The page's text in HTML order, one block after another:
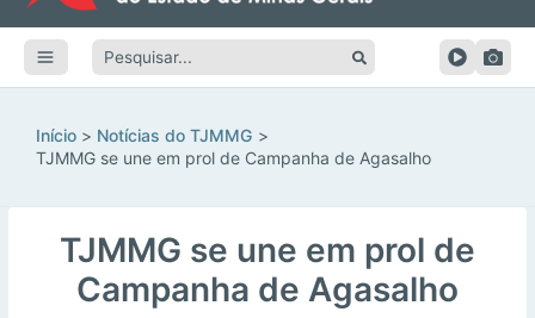
Pesquisar:
Início
Notícias do TJMMG
TJMMG se une em prol de Campanha de Agasalho
TJMMG se une em prol de
Campanha de Agasalho